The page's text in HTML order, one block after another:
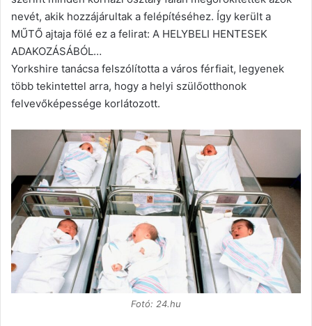
nevét, akik hozzájárultak a felépítéséhez. Így került a
MŰTŐ ajtaja fölé ez a felirat: A HELYBELI HENTESEK
ADAKOZÁSÁBÓL…
Yorkshire tanácsa felszólította a város férfiait, legyenek
több tekintettel arra, hogy a helyi szülőotthonok
felvevőképessége korlátozott.
Fotó: 24.hu